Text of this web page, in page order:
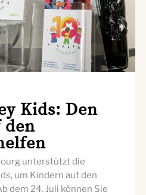
Kids: Den
den
unterstützt die
um Kindern auf den
dem 24. Juli können Sie